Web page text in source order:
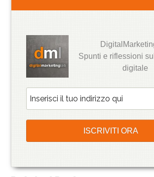
Spunti e riflessioni
digitale